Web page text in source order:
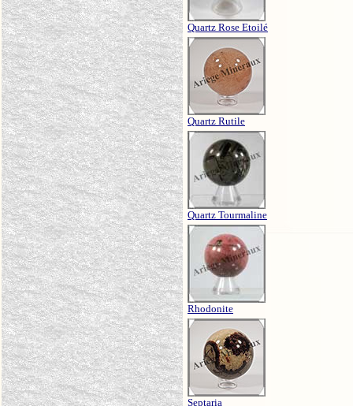
Quartz Rose Etoilé
Quartz Rutile
Quartz Tourmaline
Rhodonite
Septaria